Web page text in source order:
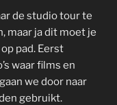
de studio tour te
maar ja dit moet je
pad. Eerst
waar films en
we door naar
gebruikt.